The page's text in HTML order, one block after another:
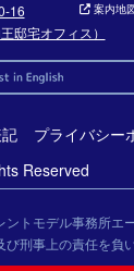
16
邸宅オフィス）
案内地
プライバシー
Reserved
トモデル事務所エ
刑事上の責任を負